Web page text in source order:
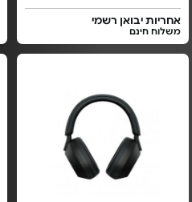
אחריות יבואן רשמי
משלוח חינם